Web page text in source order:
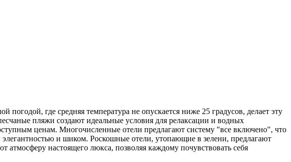
где средняя температура не опускается ниже 25 градусов, делает эту
пляжи создают идеальные условия для релаксации и водных
ценам. Многочисленные отели предлагают систему "все включено", что
и шиком. Роскошные отели, утопающие в зелени, предлагают
настоящего люкса, позволяя каждому почувствовать себя